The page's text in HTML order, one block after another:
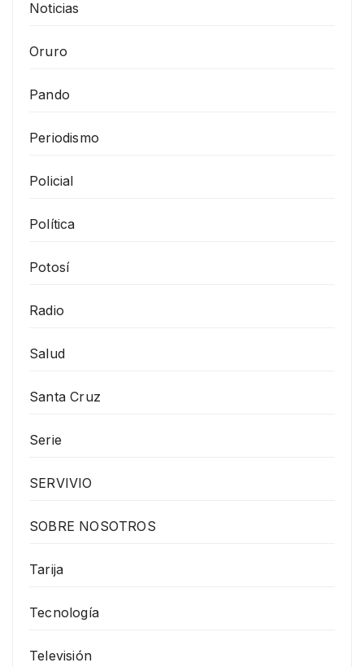
Noticias
Oruro
Pando
Periodismo
Policial
Política
Potosí
Radio
Salud
Santa Cruz
Serie
SERVIVIO
SOBRE NOSOTROS
Tarija
Tecnología
Televisión